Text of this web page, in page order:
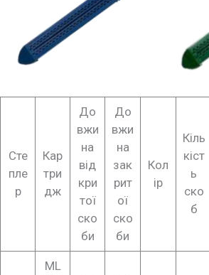
Сте
пле
р
Кар
три
дж
До
вжи
на
від
кри
тої
ско
би
До
вжи
на
зак
рит
ої
ско
би
Кол
ір
Кіль
кіст
ь
ско
б
ML